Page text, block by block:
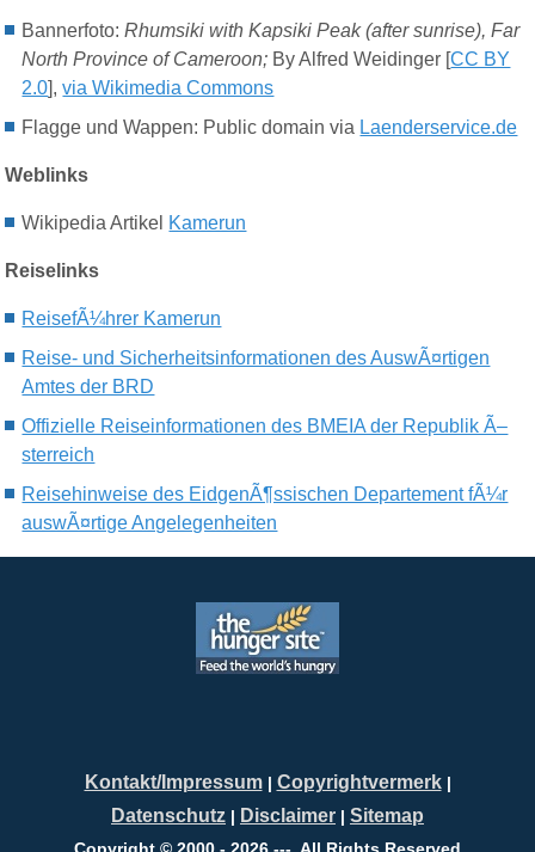
Bannerfoto: Rhumsiki with Kapsiki Peak (after sunrise), Far
North Province of Cameroon; By Alfred Weidinger [CC BY
2.0],via Wikimedia Commons
Flagge und Wappen: Public domain via Laenderservice.de
Weblinks
Wikipedia Artikel Kamerun
Reiselinks
ReisefÃ¼hrer Kamerun
Reise- und Sicherheitsinformationen des AuswÃ¤rtigen
Amtes der BRD
Offizielle Reiseinformationen des BMEIA der Republik Ã–
sterreich
Reisehinweise des EidgenÃ¶ssischen Departement fÃ¼r
auswÃ¤rtige Angelegenheiten
Kontakt/Impressum| Copyrightvermerk|
Datenschutz | Disclaimer | Sitemap